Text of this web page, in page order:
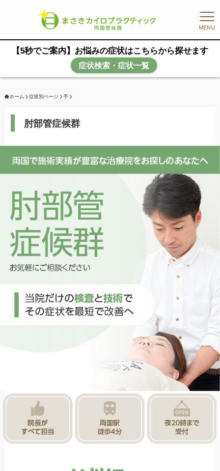
MENU
【5秒でご案内】お悩みの症状はこちらから探せます
症状検索・症状一覧
ホーム 症状別ページ 手
肘部管症候群